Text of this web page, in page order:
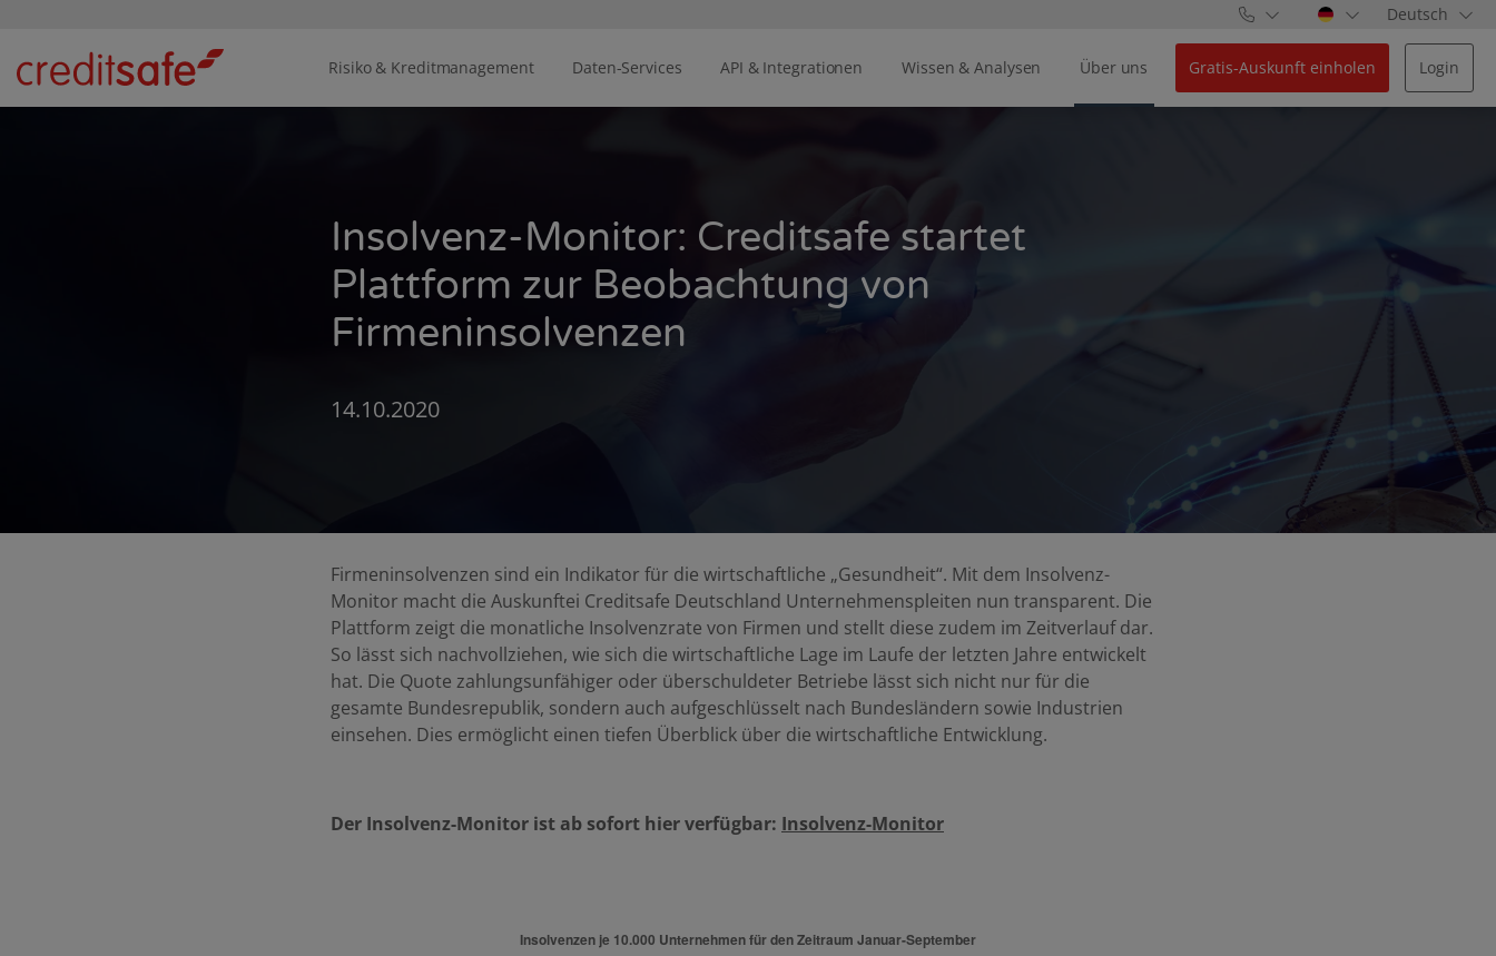
Deutsch
Risiko & Kreditmanagement Daten-Services API & Integrationen Wissen & Analysen Über uns Gratis-Auskunft einholen Login
Insolvenz-Monitor: Creditsafe startet
Plattform zur Beobachtung von
Firmeninsolvenzen
14.10.2020
Firmeninsolvenzen sind ein Indikator für die wirtschaftliche „Gesundheit“. Mit dem Insolvenz-
Monitor macht die Auskunftei Creditsafe Deutschland Unternehmenspleiten nun transparent. Die
Plattform zeigt die monatliche Insolvenzrate von Firmen und stellt diese zudem im Zeitverlauf dar.
So lässt sich nachvollziehen, wie sich die wirtschaftliche Lage im Laufe der letzten Jahre entwickelt
hat. Die Quote zahlungsunfähiger oder überschuldeter Betriebe lässt sich nicht nur für die
gesamte Bundesrepublik, sondern auch aufgeschlüsselt nach Bundesländern sowie Industrien
einsehen. Dies ermöglicht einen tiefen Überblick über die wirtschaftliche Entwicklung.
Der Insolvenz-Monitor ist ab sofort hier verfügbar: Insolvenz-Monitor